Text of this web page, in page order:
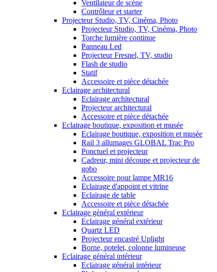
Ventilateur de scène
Contrôleur et starter
Projecteur Studio, TV, Cinéma, Photo
Projecteur Studio, TV, Cinéma, Photo
Torche lumière continue
Panneau Led
Projecteur Fresnel, TV, studio
Flash de studio
Statif
Accessoire et pièce détachée
Eclairage architectural
Eclairage architectural
Projecteur architectural
Accessoire et pièce détachée
Eclairage boutique, exposition et musée
Eclairage boutique, exposition et musée
Rail 3 allumages GLOBAL Trac Pro
Ponctuel et projecteur
Cadreur, mini découpe et projecteur de
gobo
Accessoire pour lampe MR16
Eclairage d'appoint et vitrine
Eclairage de table
Accessoire et pièce détachée
Eclairage général extérieur
Eclairage général extérieur
Quartz LED
Projecteur encastré Uplight
Borne, potelet, colonne lumineuse
Eclairage général intérieur
Eclairage général intérieur